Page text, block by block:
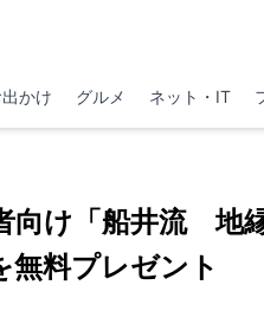
かけ グルメ ネット・IT
向け「船井流 地
無料プレゼント